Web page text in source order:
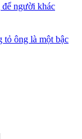
người khác
ông là một bậc